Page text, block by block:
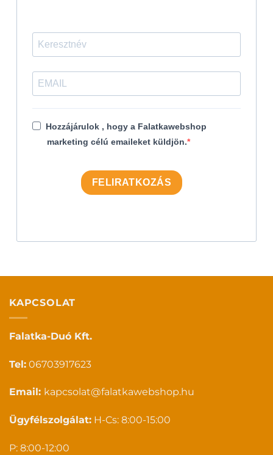
Hozzájárulok , hogy a Falatkawebshop
marketing célú emaileket küldjön.
FELIRATKOZÁS
KAPCSOLAT
Falatka-Duó Kft.
Tel: 06703917623
Email: kapcsolat@falatkawebshop.hu
Ügyfélszolgálat: H-Cs: 8:00-15:00
P: 8:00-12:00